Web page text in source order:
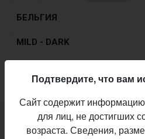
БЕЛЬГИЯ
MILD - DARK
Не нашли ваш бар или
Подтвердите, что вам
Сайт содержит
для лиц, не достигших
возраста. Сведения,